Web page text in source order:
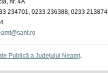
nr. 4A
234701, 0233 236388, 0233 213874
Publică a Județului Neamț.